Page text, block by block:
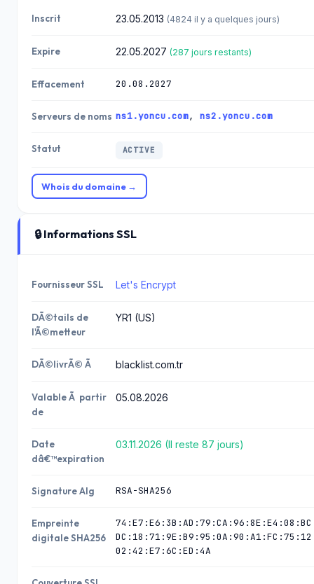
Inscrit 23.05.2013 (4824 il y a quelques jours)
Expire 22.05.2027 (287 jours restants)
Effacement 20.08.2027
Serveurs de noms ns1.yoncu.com, ns2.yoncu.com
Statut ACTIVE
Whois du domaine →
🔒 Informations SSL
Fournisseur SSL Let's Encrypt
DÃ©tails de
l'Ã©metteur
YR1 (US)
DÃ©livrÃ© Ã blacklist.com.tr
Valable Ã partir
de
05.08.2026
Date
dâ€™expiration
03.11.2026 (Il reste 87 jours)
Signature Alg RSA-SHA256
Empreinte
digitale SHA256
02:42:E7:6C:ED:4A